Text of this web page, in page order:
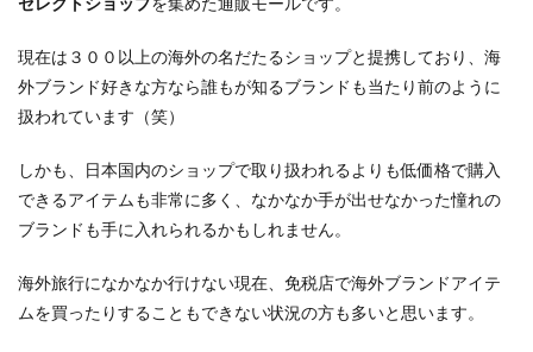
現在は３００以上の海外の名だたるショップと提携しており、海
外ブランド好きな方なら誰もが知るブランドも当たり前のように
扱われています（笑）
しかも、日本国内のショップで取り扱われるよりも低価格で購入
できるアイテムも非常に多く、なかなか手が出せなかった憧れの
ブランドも手に入れられるかもしれません。
海外旅行になかなか行けない現在、免税店で海外ブランドアイテ
ムを買ったりすることもできない状況の方も多いと思います。